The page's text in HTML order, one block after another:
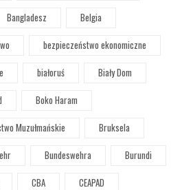
Bangladesz
Belgia
bezpieczeństwo ekonomiczne
białoruś
Biały Dom
Boko Haram
Muzułmańskie
Bruksela
Bundeswehra
Burundi
CBA
CEAPAD